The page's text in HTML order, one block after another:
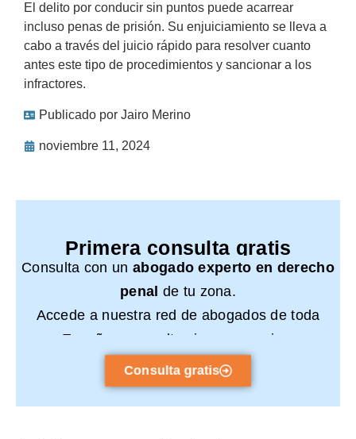
El delito por conducir sin puntos puede acarrear
incluso penas de prisión. Su enjuiciamiento se lleva a
cabo a través del juicio rápido para resolver cuanto
antes este tipo de procedimientos y sancionar a los
infractores.
Publicado por Jairo Merino
noviembre 11, 2024
Primera consulta gratis
Consulta con un abogado experto en derecho
penal de tu zona.
Accede a nuestra red de abogados de toda
España y consulta sin compromiso.
Consulta gratis